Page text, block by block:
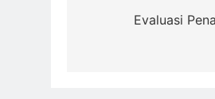
navigation
Evaluasi